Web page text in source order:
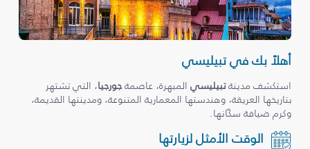
أهلاً بك في تبيليسي
استكشف مدينةتبيليسيالمبهرة، عاصمةجورجيا، التي تشتهر
بتاريخها العريقة، وهندستها المعمارية المتنوعة، ومدينتها القديمة،
وكرم ضيافة سكّانها.
الوقت الأمثل لزيارتها